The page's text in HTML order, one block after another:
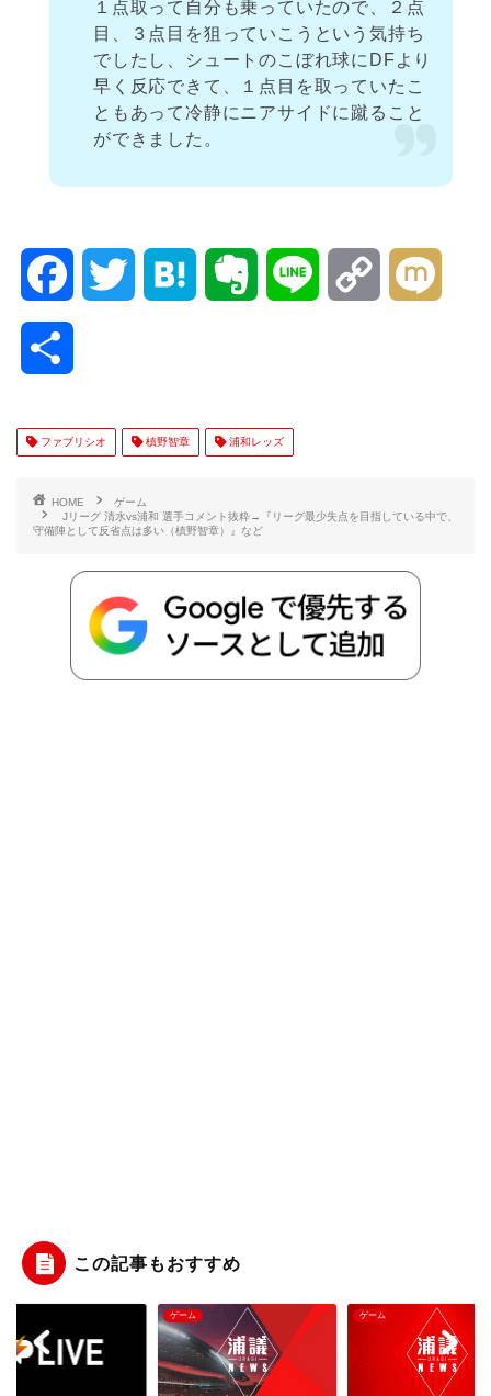
１点取って自分も乗っていたので、２点
目、３点目を狙っていこうという気持ち
でしたし、シュートのこぼれ球にDFより
早く反応できて、１点目を取っていたこ
ともあって冷静にニアサイドに蹴ること
ができました。
e
o
t
e
e
a
r
o
e
ファブリシオ 槙野智章 浦和レッズ
HOME
ゲーム
Jリーグ 清水vs浦和 選手コメント抜粋→『リーグ最少失点を目指している中で、
守備陣として反省点は多い（槙野智章）』など
この記事もおすすめ
ゲーム ゲーム